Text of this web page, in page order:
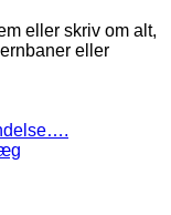
eller skriv om alt,
eller